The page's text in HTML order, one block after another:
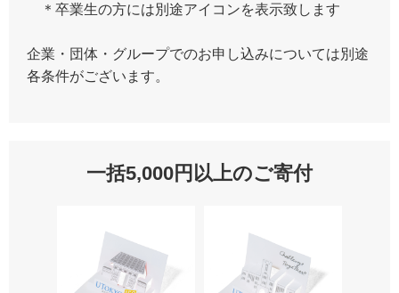
＊卒業生の方には別途アイコンを表示致します
企業・団体・グループでのお申し込みについては別途
各条件がございます。
一括5,000円以上のご寄付